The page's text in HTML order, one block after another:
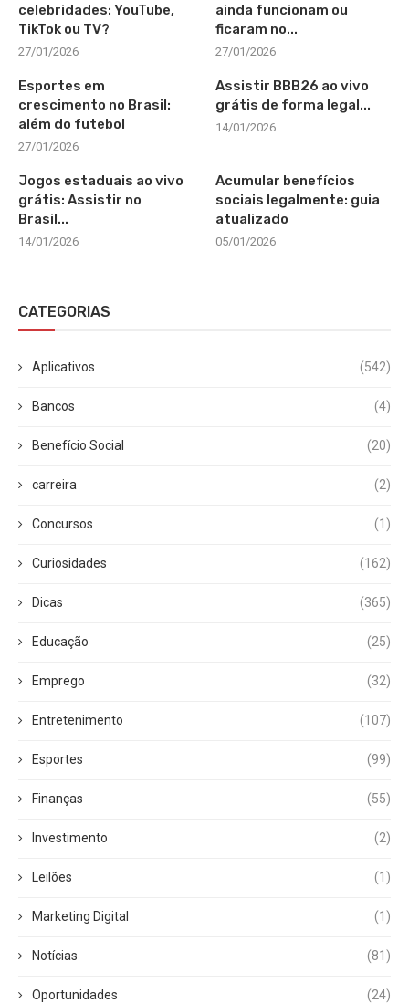
celebridades: YouTube,
TikTok ou TV?
27/01/2026
ainda funcionam ou
ficaram no...
27/01/2026
Esportes em
crescimento no Brasil:
além do futebol
27/01/2026
Assistir BBB26 ao vivo
grátis de forma legal...
14/01/2026
Jogos estaduais ao vivo
grátis: Assistir no
Brasil...
14/01/2026
Acumular benefícios
sociais legalmente: guia
atualizado
05/01/2026
CATEGORIAS
Aplicativos (542)
Bancos (4)
Benefício Social (20)
carreira (2)
Concursos (1)
Curiosidades (162)
Dicas (365)
Educação (25)
Emprego (32)
Entretenimento (107)
Esportes (99)
Finanças (55)
Investimento (2)
Leilões (1)
Marketing Digital (1)
Notícias (81)
Oportunidades (24)